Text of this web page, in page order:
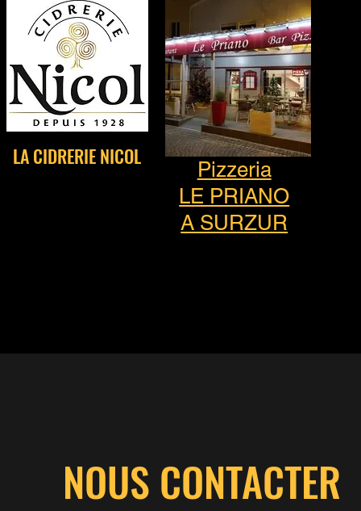
LA CIDRERIE NICOL
Pizzeria
LE PRIANO
A SURZUR
NOUS CONTACTER